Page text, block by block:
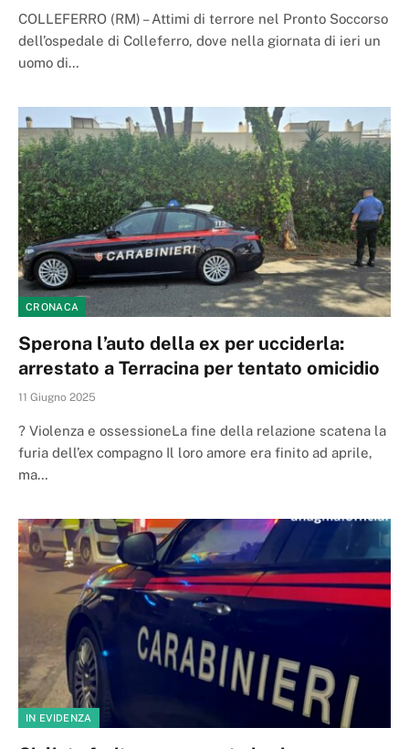
COLLEFERRO (RM) – Attimi di terrore nel Pronto Soccorso
dell’ospedale di Colleferro, dove nella giornata di ieri un
uomo di…
CRONACA
Sperona l’auto della ex per ucciderla:
arrestato a Terracina per tentato omicidio
11 Giugno 2025
? Violenza e ossessioneLa fine della relazione scatena la
furia dell’ex compagno Il loro amore era finito ad aprile,
ma…
IN EVIDENZA